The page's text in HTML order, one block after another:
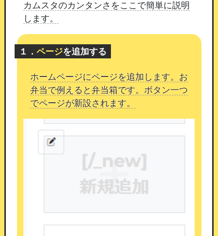
通知の文言と実際の出勤状況を一致させること
で、会員様が受け取る情報の正確性を高めること
を目的としています。
また、店舗様の営業時間に合わせて通知時刻を調
整できるようにすることで、会員様にとって適切
なタイミングでの情報提供が可能となります。
今後も、安全で運用しやすい機能改善を
まいります。引き続きカムスタをよろしくお願い
いたします。
サーバーが高負荷状態となり、サイトに接
カムスタのカンタンさをここで簡単に説明
します。
１． ページを追加する
ホームページにページを追加します。お
弁当で例えると弁当箱です。ボタン一つ
でページが新設されます。